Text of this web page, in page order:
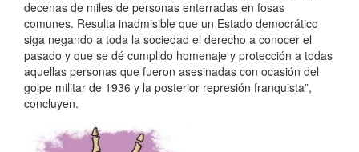
decenas de miles de personas enterradas en fosas
comunes. Resulta inadmisible que un Estado democrático
siga negando a toda la sociedad el derecho a conocer el
pasado y que se dé cumplido homenaje y protección a todas
aquellas personas que fueron asesinadas con ocasión del
golpe militar de 1936 y la posterior represión franquista”,
concluyen.